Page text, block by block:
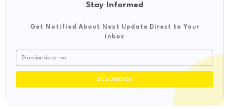
Stay Informed
Get Notified About Next Update Direct to Your
inbox